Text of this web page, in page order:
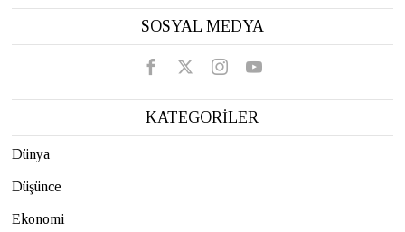
SOSYAL MEDYA
KATEGORİLER
Dünya
Düşünce
Ekonomi